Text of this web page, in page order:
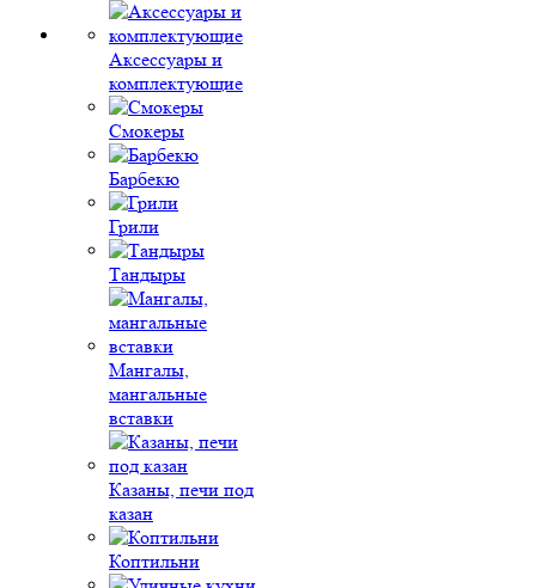
Аксессуары и
комплектующие
Смокеры
Барбекю
Грили
Тандыры
Мангалы,
мангальные
вставки
Казаны, печи под
казан
Коптильни